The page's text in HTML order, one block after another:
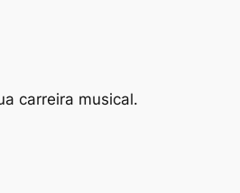
carreira musical.